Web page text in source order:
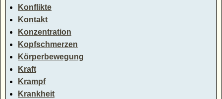
Konflikte
Kontakt
Konzentration
Kopfschmerzen
Körperbewegung
Kraft
Krampf
Krankheit